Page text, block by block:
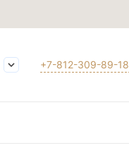
+7-812-309-89-18